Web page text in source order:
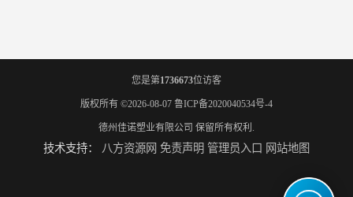
您是第1736673位访客
版权所有 ©2026-08-07 鲁ICP备2020040534号-4
德州佳诺塑业有限公司 保留所有权利.
技术支持： 八方资源网 免责声明 管理员入口 网站地图